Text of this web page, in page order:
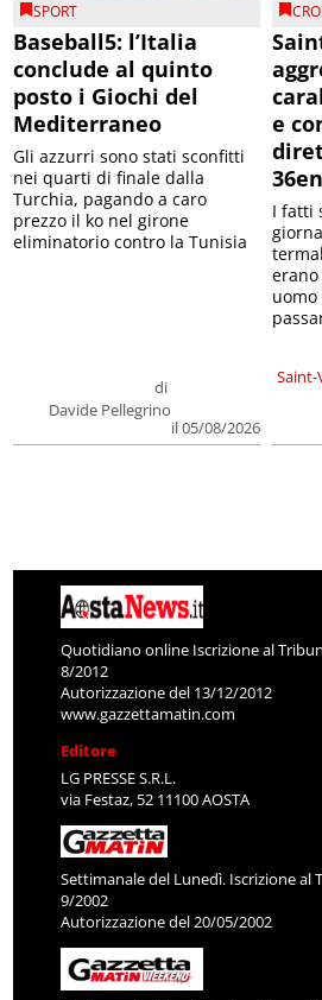
SPORT
Baseball5: l’Italia
conclude al quinto
posto i Giochi del
Mediterraneo
di
Davide Pellegrino
il 05/08/2026
Gli azzurri sono stati sconfitti
nei quarti di finale dalla
Turchia, pagando a caro
prezzo il ko nel girone
eliminatorio contro la Tunisia
e
I fatti
Quotidiano online Iscrizione al
8/2012
Autorizzazione del 13/12/2012
www.gazzettamatin.com
Editore
LG PRESSE S.R.L.
via Festaz, 52 11100 AOSTA
Settimanale del Lunedì. Iscrizione al
9/2002
Autorizzazione del 20/05/2002